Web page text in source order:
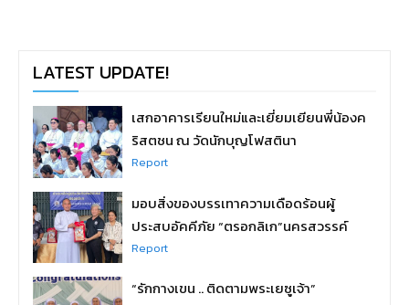
LATEST UPDATE!
เสกอาคารเรียนใหม่และเยี่ยมเยียนพี่น้องค
ริสตชน ณ วัดนักบุญโฟสตินา
Report
มอบสิ่งของบรรเทาความเดือดร้อนผู้
ประสบอัคคีภัย “ตรอกลิเก”นครสวรรค์
Report
“รักกางเขน .. ติดตามพระเยซูเจ้า”